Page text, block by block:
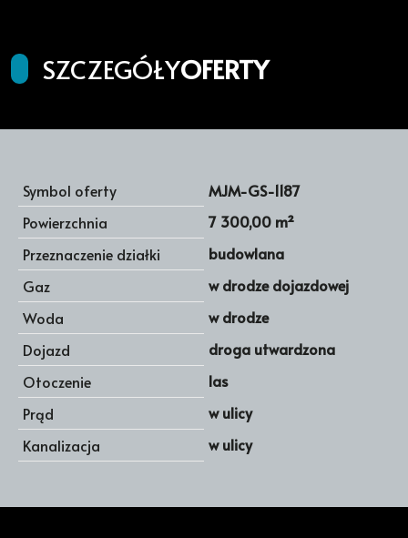
SZCZEGÓŁYOFERTY
Symbol oferty
MJM-GS-1187
Powierzchnia
7 300,00 m²
Przeznaczenie działki
budowlana
Gaz
w drodze dojazdowej
Woda
w drodze
Dojazd
droga utwardzona
Otoczenie
las
Prąd
w ulicy
Kanalizacja
w ulicy